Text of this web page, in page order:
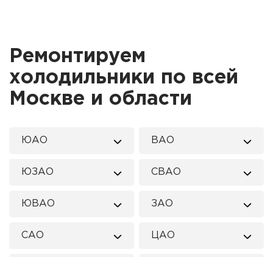
Ремонтируем
холодильники по всей
Москве и области
ЮАО ВАО
ЮЗАО СВАО
ЮВАО ЗАО
САО ЦАО